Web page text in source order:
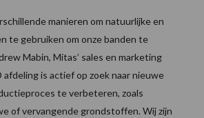
manieren om natuurlijke en
te gebruiken om onze banden te
Mabin, Mitas’ sales en marketing
afdeling is actief op zoek naar nieuwe
te verbeteren, zoals
of vervangende grondstoffen. Wij zijn